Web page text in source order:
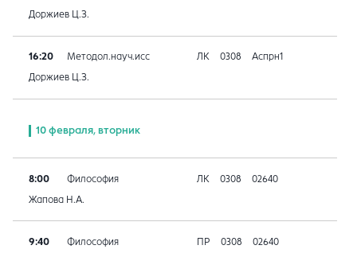
Доржиев Ц.З.
16:20 Методол.науч.исс ЛК 0308 Аспрн1
Доржиев Ц.З.
10 февраля, вторник
8:00 Философия ЛК 0308 02640
Жапова Н.А.
9:40 Философия ПР 0308 02640